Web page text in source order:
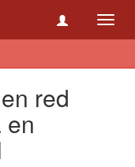
red
en